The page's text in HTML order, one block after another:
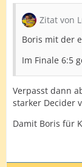
Zitat von
Boris mit der
Im Finale 6:5
Verpasst dann
starker Decider
Damit Boris für